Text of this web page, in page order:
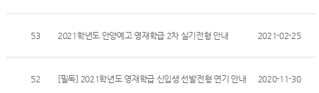
53 2021학년도 안양예고 영재학급 2차 실기전형 안내 2021-02-25
52 [필독] 2021학년도 영재학급 신입생 선발전형 연기 안내 2020-11-30